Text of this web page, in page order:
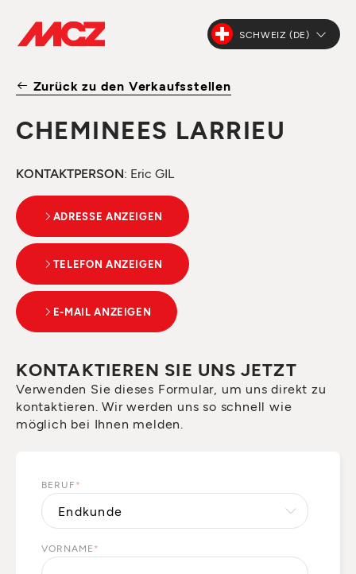
SCHWEIZ (DE)
Zurück zu den Verkaufsstellen
CHEMINEES LARRIEU
KONTAKTPERSON: Eric GIL
ADRESSE ANZEIGEN
TELEFON ANZEIGEN
E-MAIL ANZEIGEN
KONTAKTIEREN SIE UNS JETZT
Verwenden Sie dieses Formular, um uns direkt zu
kontaktieren. Wir werden uns so schnell wie
möglich bei Ihnen melden.
BERUF *
VORNAME *